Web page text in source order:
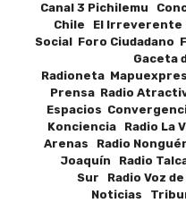
Canal 3 Pichilemu
Chile El Irreverente
Social Foro Ciudadano
Gaceta
Radioneta
Prensa Radio
Espacios
Konciencia Radio La
Arenas Radio
Joaquín Radio
Sur Radio Voz
Noticias